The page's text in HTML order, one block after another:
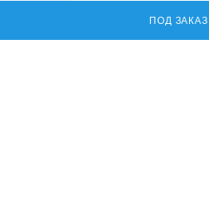
ПОД ЗАКАЗ